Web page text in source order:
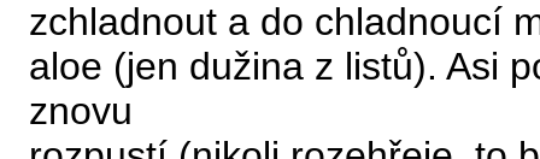
zchladnout a do chladnoucí
aloe (jen dužina z listů). Asi
znovu